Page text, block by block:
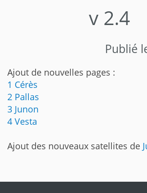
v 2.4
Publié
Ajout de nouvelles pages :
1 Cérès
2 Pallas
3 Junon
4 Vesta
Ajout des nouveaux satellites de